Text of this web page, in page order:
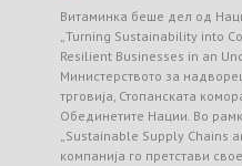
Витаминка беше дел од
„Turning Sustainability into
Resilient Businesses in an
Министерството за
трговија, Стопанската
Обединетите Нации. Во
„Sustainable Supply Chains
компанија го претстави